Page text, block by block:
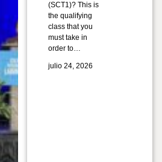
(SCT1)? This is
the qualifying
class that you
must take in
order to…
julio 24, 2026